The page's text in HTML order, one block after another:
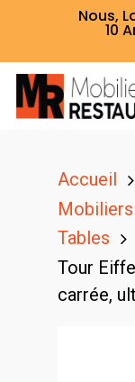
Nous,
10
Hit
Accueil
Tables
Tour
carrée,